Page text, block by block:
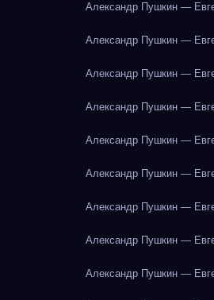
Александр Пушкин —
Александр Пушкин —
Александр Пушкин —
Александр Пушкин —
Александр Пушкин —
Александр Пушкин —
Александр Пушкин —
Александр Пушкин —
Александр Пушкин —